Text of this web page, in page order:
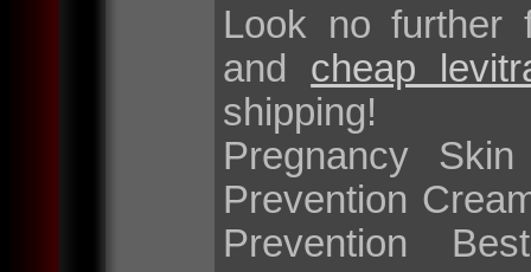
Look no further
and cheap
shipping!
Pregnancy
Prevention
Prevention